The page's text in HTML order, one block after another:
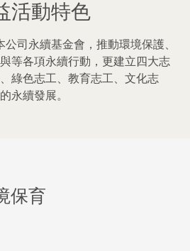
活動特色
公司永續基金會，推動環境保護、
等各項永續行動，更建立四大志
綠色志工、教育志工、文化志
永續發展。
保育